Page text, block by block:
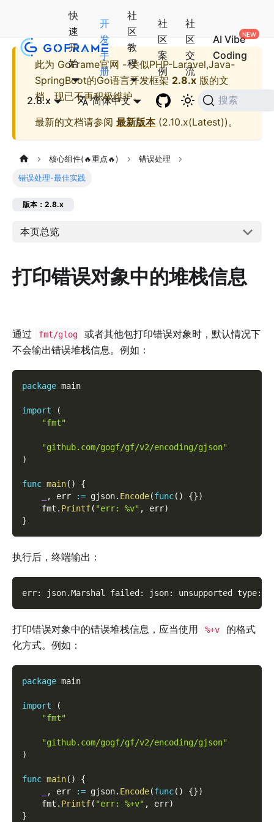
快
速
开
始
开
发
手
册
社
区
教
程
社
区
案
例
社
区
交
流
AI Vibe
Coding
2.8.x 简体中文 搜索
此为 GoFrame官网 - 类似PHP-Laravel,Java-
SpringBoot的Go语言开发框架 2.8.x 版的文
档，现已不再积极维护。
最新的文档请参阅 最新版本(2.10.x(Latest))。
核心组件(🔥重点🔥) 错误处理
错误处理-最佳实践
版本：2.8.x
本页总览
打印错误对象中的堆栈信息
通过 fmt/glog
或者其他包打印错误对象时，默认情况下
不会输出错误堆栈信息。例如：
package main
import
(
"fmt"
"github.com/gogf/gf/v2/encoding/gjson"
)
func main( )
{
, err := gjson. Encode(func( ) {})
    fmt
. Printf( "err: %v" , err)
}
执行后，终端输出：
err: json.Marshal failed: json: unsupported type:
打印错误对象中的错误堆栈信息，应当使用 %+v
的格式
化方式。例如：
package main
import
(
"fmt"
"github.com/gogf/gf/v2/encoding/gjson"
)
func main( )
{
, err := gjson. Encode(func( ) {})
    fmt
. Printf( "err: %+v" , err)
}